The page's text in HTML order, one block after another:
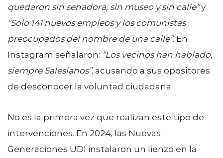
quedaron sin senadora, sin museo y sin calle”y
“Solo 141 nuevos empleos y los comunistas
preocupados del nombre de una calle”. En
Instagram señalaron: “Los vecinos han hablado,
siempre Salesianos”, acusando a sus opositores
de desconocer la voluntad ciudadana.
No es la primera vez que realizan este tipo de
intervenciones. En 2024, las Nuevas
Generaciones UDI instalaron un lienzo en la